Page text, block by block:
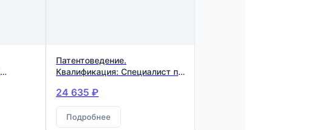
Патентоведение.
Квалификация: Специалист по
24 635 ₽
Подробнее